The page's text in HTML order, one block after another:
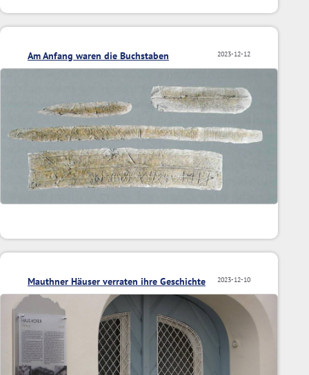
2023-12-12
Am Anfang waren die Buchstaben
2023-12-10
Mauthner Häuser verraten ihre Geschichte